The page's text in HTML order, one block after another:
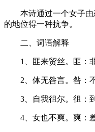
本诗通过一个女子由恋
的地位得一种抗争。
二、词语解释
1、匪来贸丝。匪：非
2、体无咎言。咎：不
3、自我徂尔。徂：到
4、女也不爽。爽：差